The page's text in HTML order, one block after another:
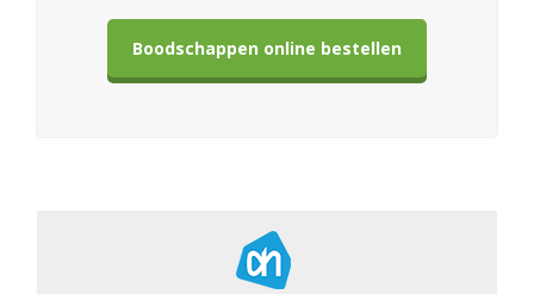
Boodschappen online bestellen